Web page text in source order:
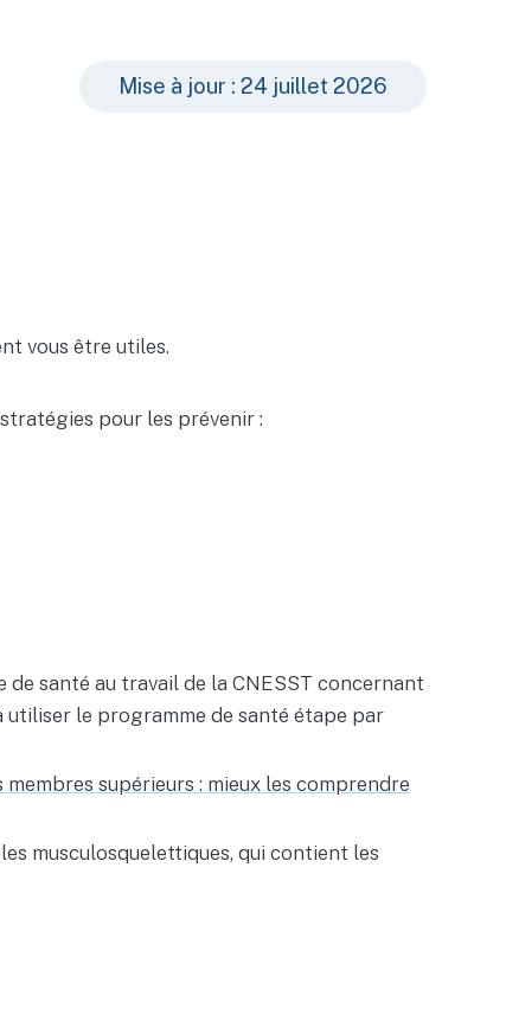
Mise à jour : 24 juillet 2026
vous être utiles.
pour les prévenir :
santé au travail de la CNESST concernant
utiliser le programme de santé étape par
membres supérieurs : mieux les comprendre
musculosquelettiques, qui contient les